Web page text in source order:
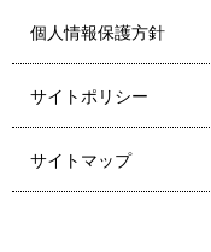
個人情報保護方針
サイトポリシー
サイトマップ